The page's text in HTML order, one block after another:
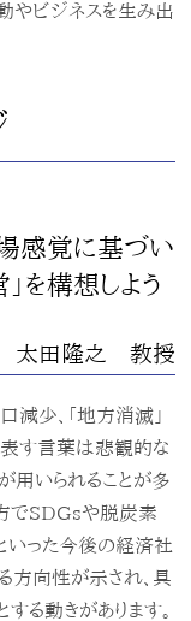
やビジネスを生み出
感覚に基づい
を構想しよう
太田隆之 教授
少、「地方消滅」
す言葉は悲観的な
用いられることが多
でSDGsや脱炭素
いった今後の経済社
方向性が示され、具
る動きがあります。